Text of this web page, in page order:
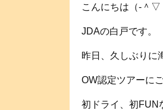
こんにちは（‐＾▽
JDAの白戸です。
昨日、久しぶりに
OW認定ツアーに
初ドライ、初FUN